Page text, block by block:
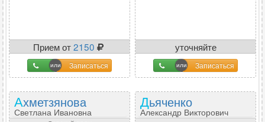
Прием от2150
Записаться
уточняйте
Записаться
Ахметзянова
Светлана Ивановна
Дьяченко
Александр Викторович